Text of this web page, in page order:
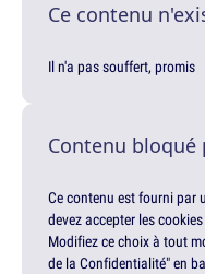
Ce contenu
Il n'a pas souffert, promis
Contenu bloqué
Ce contenu est fourni par
devez accepter les
Modifiez ce choix à tout
de la Confidentialité" en